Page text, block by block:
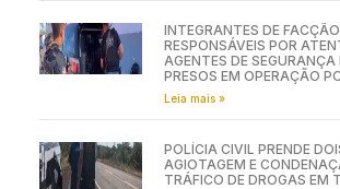
INTEGRANTES DE
RESPONSÁVEIS POR
AGENTES DE
PRESOS EM OPERAÇÃO
Leia mais »
POLÍCIA CIVIL PRENDE
AGIOTAGEM E
TRÁFICO DE DROGAS EM